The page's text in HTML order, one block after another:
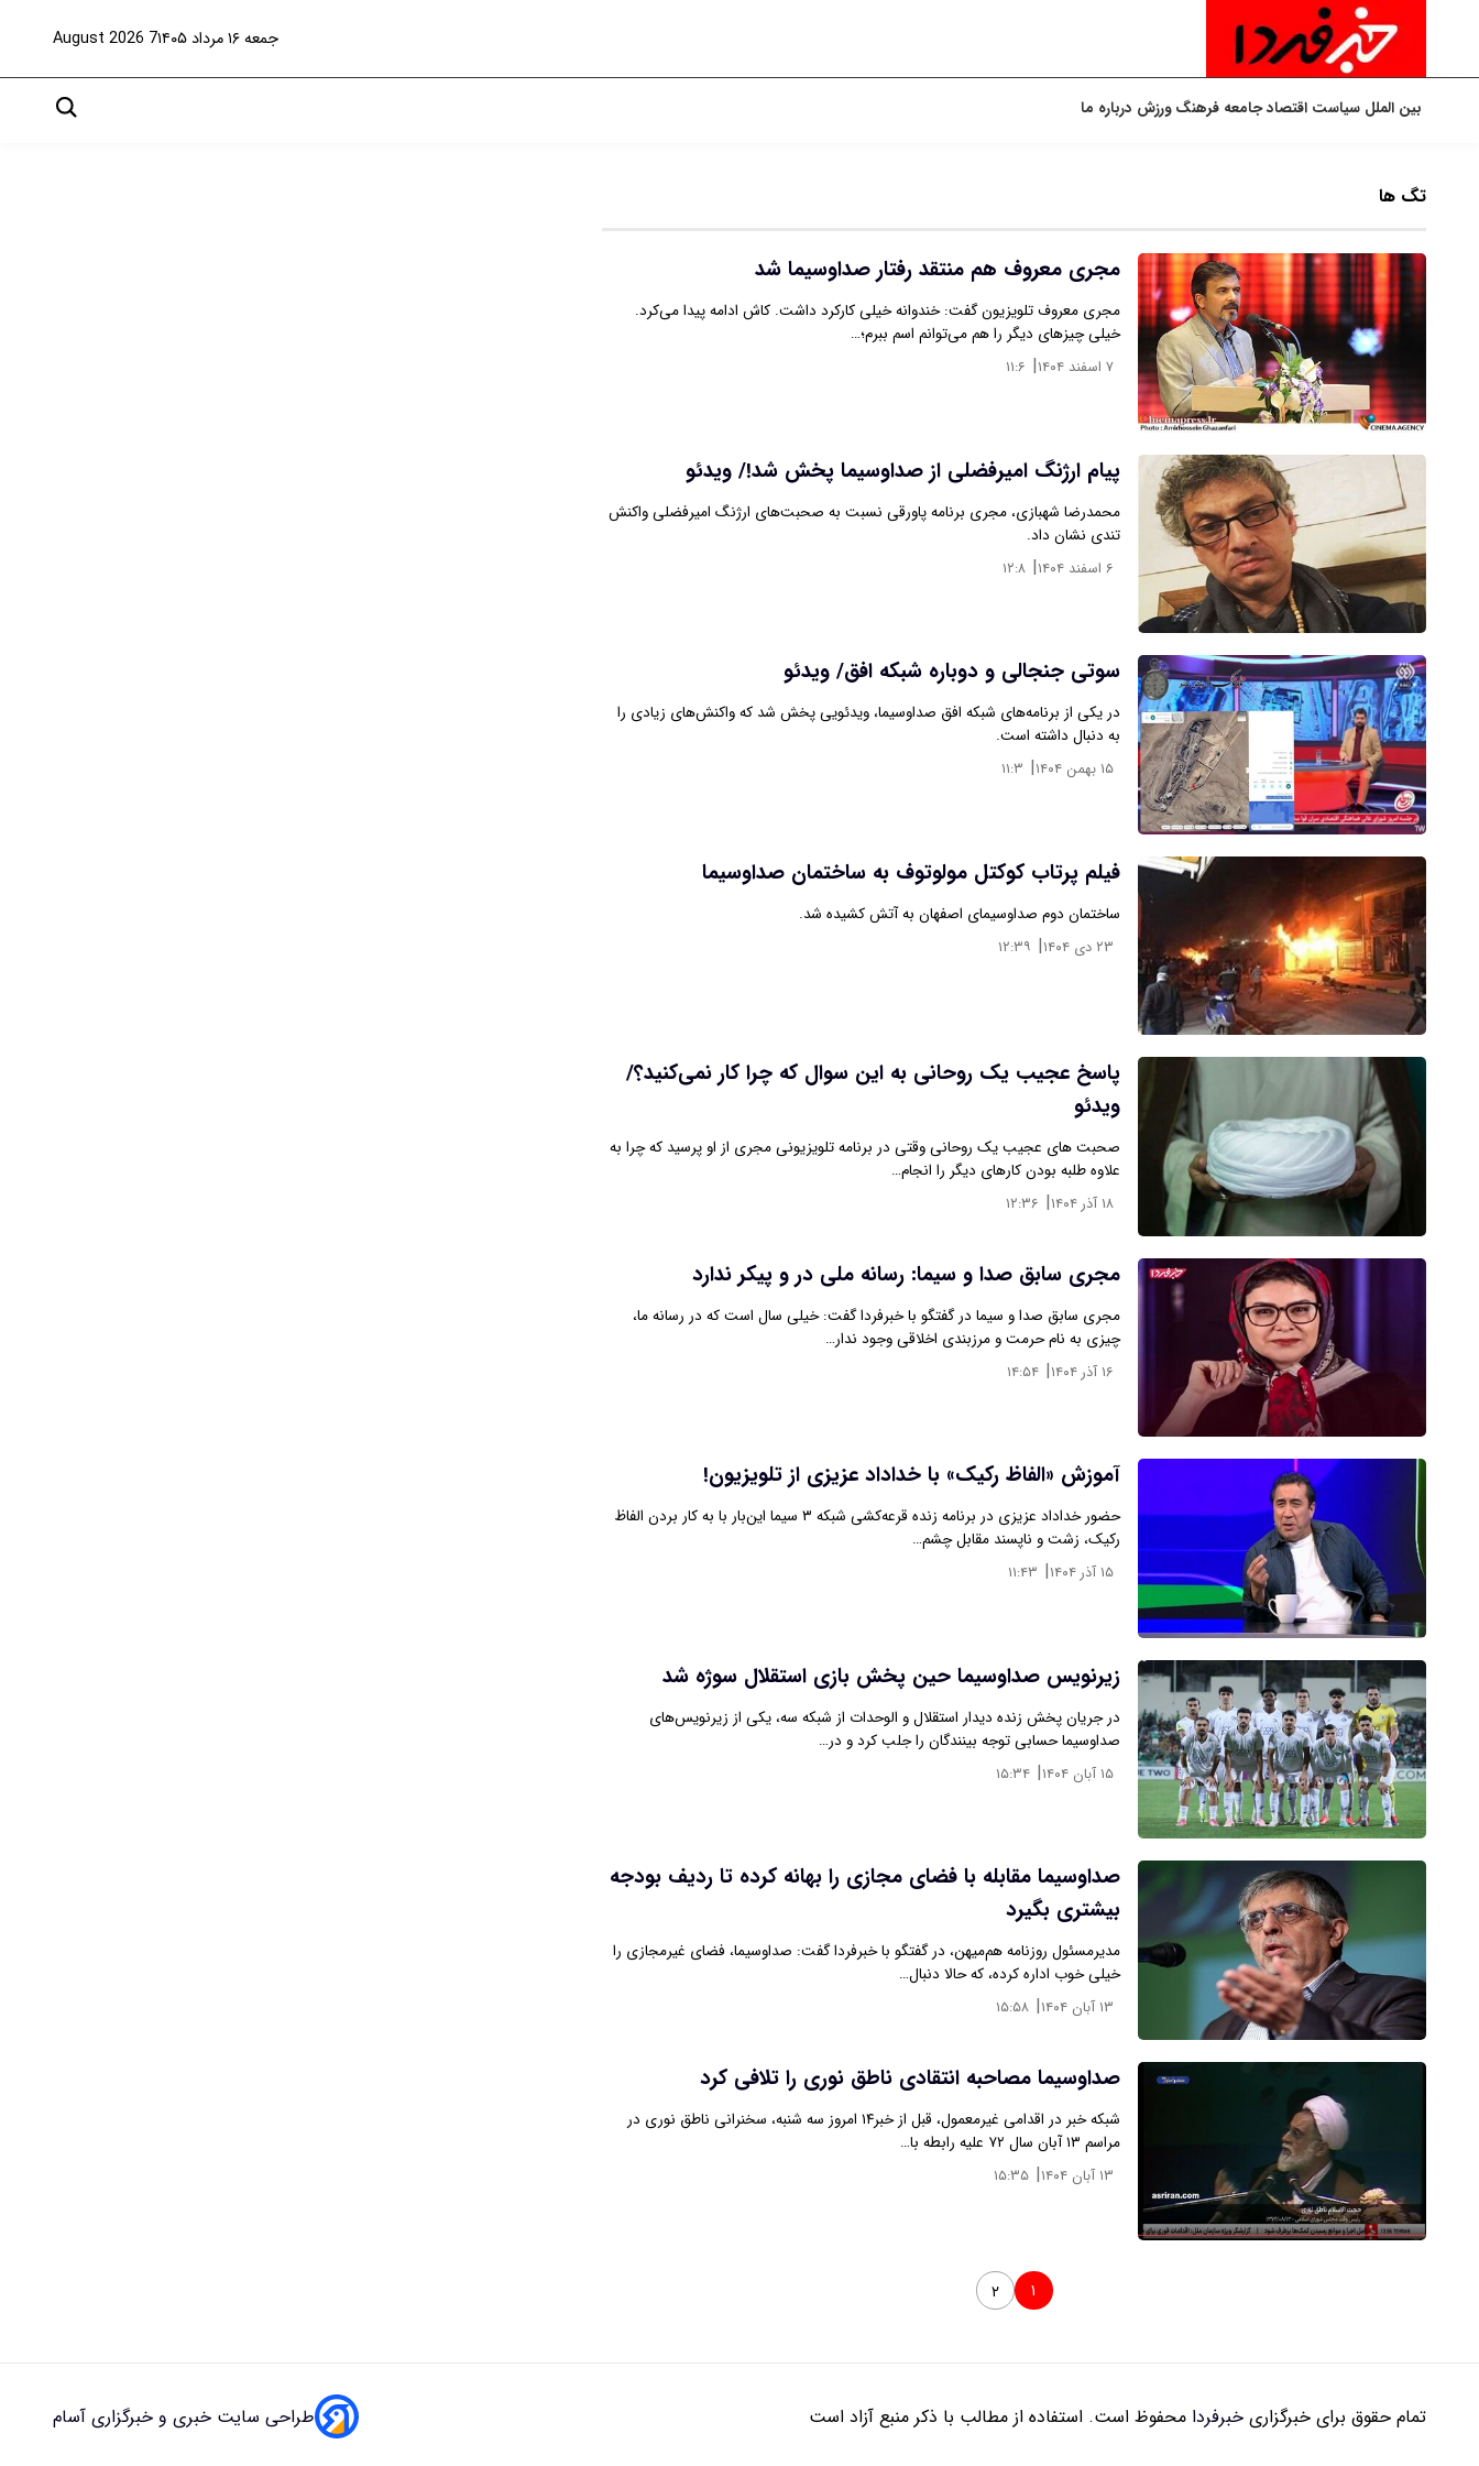
جمعه ۱۶ مرداد ۱۴۰۵ 7 August 2026
بین الملل سیاست اقتصادجامعه فرهنگورزش درباره ما
تگ ها
مجری معروف هم منتقد رفتار صداوسیما شد
مجری معروف تلویزیون گفت: خندوانه خیلی کارکرد داشت. کاش ادامه پیدا می‌کرد.
خیلی چیزهای دیگر را هم می‌توانم اسم ببرم؛…
۷ اسفند ۱۴۰۴ | ۱۱:۶
پیام ارژنگ امیرفضلی از صداوسیما پخش شد!/ ویدئو
محمدرضا شهبازی، مجری برنامه پاورقی نسبت به صحبت‌های ارژنگ امیرفضلی واکنش
تندی نشان داد.
۶ اسفند ۱۴۰۴ | ۱۲:۸
سوتی جنجالی و دوباره شبکه افق/ ویدئو
در یکی از برنامه‌های شبکه افق صداوسیما، ویدئویی پخش شد که واکنش‌های زیادی را
به دنبال داشته است.
۱۵ بهمن ۱۴۰۴ | ۱۱:۳
فیلم پرتاب کوکتل مولوتوف به ساختمان صداوسیما
ساختمان دوم صداوسیمای اصفهان به آتش کشیده شد.
۲۳ دی ۱۴۰۴ | ۱۲:۳۹
پاسخ عجیب یک روحانی به این سوال که چرا کار نمی‌کنید؟/
ویدئو
صحبت های عجیب یک روحانی وقتی در برنامه تلویزیونی مجری از او پرسید که چرا به
علاوه طلبه بودن کارهای دیگر را انجام…
۱۸ آذر ۱۴۰۴ | ۱۲:۳۶
مجری سابق صدا و سیما: رسانه ملی در و پیکر ندارد
مجری سابق صدا و سیما در گفتگو با خبرفردا گفت: خیلی سال است که در رسانه ما،
چیزی به نام حرمت و مرزبندی اخلاقی وجود ندار…
۱۶ آذر ۱۴۰۴ | ۱۴:۵۴
آموزش «الفاظ رکیک» با خداداد عزیزی از تلویزیون!
حضور خداداد عزیزی در برنامه زنده قرعه‌کشی شبکه ۳ سیما این‌بار با به کار بردن الفاظ
رکیک، زشت و ناپسند مقابل چشم…
۱۵ آذر ۱۴۰۴ | ۱۱:۴۳
زیرنویس صداوسیما حین پخش بازی استقلال سوژه شد
در جریان پخش زنده دیدار استقلال و الوحدات از شبکه سه، یکی از زیرنویس‌های
صداوسیما حسابی توجه بینندگان را جلب کرد و در…
۱۵ آبان ۱۴۰۴ | ۱۵:۳۴
صداوسیما مقابله با فضای مجازی را بهانه کرده تا ردیف بودجه
بیشتری بگیرد
مدیرمسئول روزنامه هم‌میهن، در گفتگو با خبرفردا گفت: صداوسیما، فضای غیرمجازی را
خیلی خوب اداره کرده، که حالا دنبال…
۱۳ آبان ۱۴۰۴ | ۱۵:۵۸
صداوسیما مصاحبه انتقادی ناطق نوری را تلافی کرد
شبکه خبر در اقدامی غیرمعمول، قبل از خبر۱۴ امروز سه شنبه، سخنرانی ناطق نوری در
مراسم ۱۳ آبان سال ۷۲ علیه رابطه با…
۱۳ آبان ۱۴۰۴ | ۱۵:۳۵
۱ ۲
تمام حقوق برای خبرگزاری خبرفردا محفوظ است. استفاده از مطالب با ذکر منبع آزاد است طراحی سایت خبری و خبرگزاری آسام